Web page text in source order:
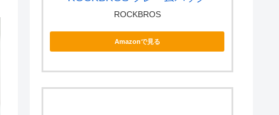
ROCKBROS
Amazonで見る